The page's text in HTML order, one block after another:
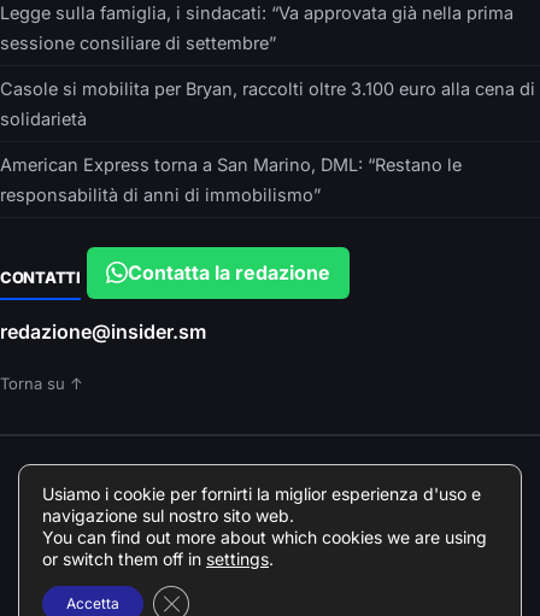
Legge sulla famiglia, i sindacati: “Va approvata già nella prima
sessione consiliare di settembre”
Casole si mobilita per Bryan, raccolti oltre 3.100 euro alla cena di
solidarietà
American Express torna a San Marino, DML: “Restano le
responsabilità di anni di immobilismo”
CONTATTI Contatta la redazione
redazione@insider.sm
Torna su ↑
Insider srls – VIA ARGONNE, 10 – PARMA
Direttore responsabile: Francesca Devincenzi
Giornalista professionista Odg Emilia Romagna elenco professionisti
Usiamo i cookie per fornirti la miglior esperienza d'uso e
navigazione sul nostro sito web.
You can find out more about which cookies we are using
or switch them off in settings.
Accetta Close GDPR Cookie Banner